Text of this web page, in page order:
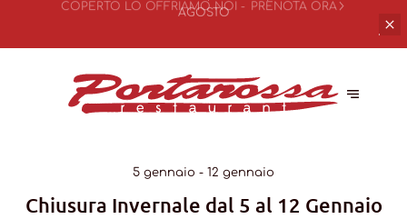
RISERVA UN TAVOLO TRAMITE IL SITO ED IL
5 gennaio - 12 gennaio
Chiusura Invernale dal 5 al 12 Gennaio